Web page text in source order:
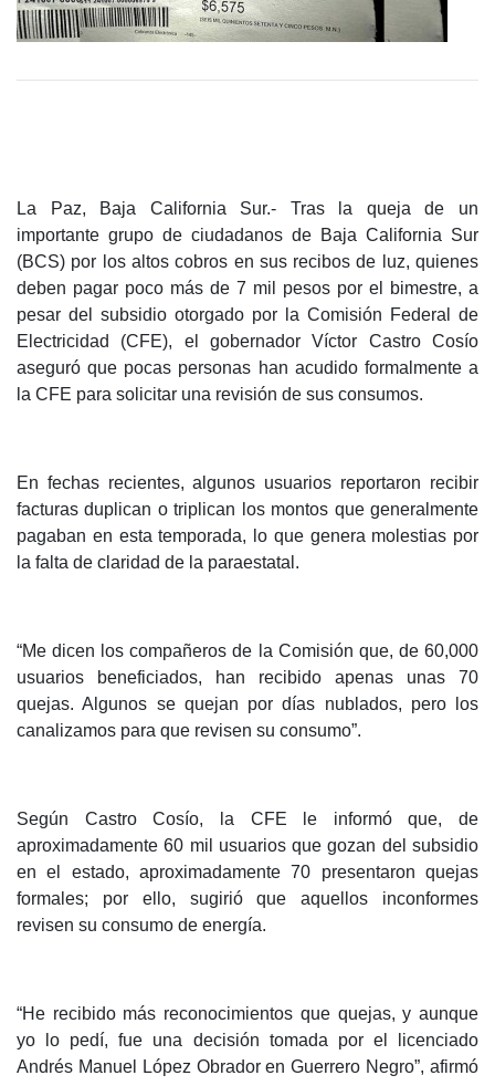
La Paz, Baja California Sur.- Tras la queja de un
importante grupo de ciudadanos de Baja California Sur
(BCS) por los altos cobros en sus recibos de luz, quienes
deben pagar poco más de 7 mil pesos por el bimestre, a
pesar del subsidio otorgado por la Comisión Federal de
Electricidad (CFE), el gobernador Víctor Castro Cosío
aseguró que pocas personas han acudido formalmente a
la CFE para solicitar una revisión de sus consumos.
En fechas recientes, algunos usuarios reportaron recibir
facturas duplican o triplican los montos que generalmente
pagaban en esta temporada, lo que genera molestias por
la falta de claridad de la paraestatal.
“Me dicen los compañeros de la Comisión que, de 60,000
usuarios beneficiados, han recibido apenas unas 70
quejas. Algunos se quejan por días nublados, pero los
canalizamos para que revisen su consumo”.
Según Castro Cosío, la CFE le informó que, de
aproximadamente 60 mil usuarios que gozan del subsidio
en el estado, aproximadamente 70 presentaron quejas
formales; por ello, sugirió que aquellos inconformes
revisen su consumo de energía.
“He recibido más reconocimientos que quejas, y aunque
yo lo pedí, fue una decisión tomada por el licenciado
Andrés Manuel López Obrador en Guerrero Negro”, afirmó